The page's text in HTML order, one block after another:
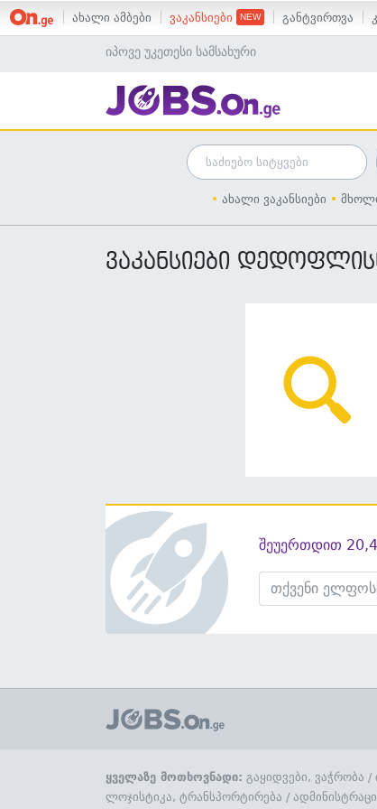
ახალი ამბები ვაკანსიები განტვირთვა
იპოვე უკეთესი სამსახური
ახალი ვაკანსიები
ვაკანსიები
შეუერთდით
ყველაზე მოთხოვნადი: გაყიდვები, ვაჭრობა /
ლოჯისტიკა, ტრანსპორტირება /